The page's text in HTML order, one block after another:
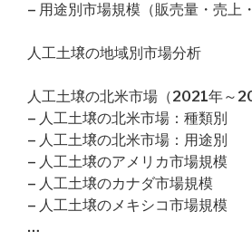
– 用途別市場規模（販売量・売上
人工土壌の地域別市場分析
人工土壌の北米市場（2021年～
– 人工土壌の北米市場：種類別
– 人工土壌の北米市場：用途別
– 人工土壌のアメリカ市場規模
– 人工土壌のカナダ市場規模
– 人工土壌のメキシコ市場規模
…